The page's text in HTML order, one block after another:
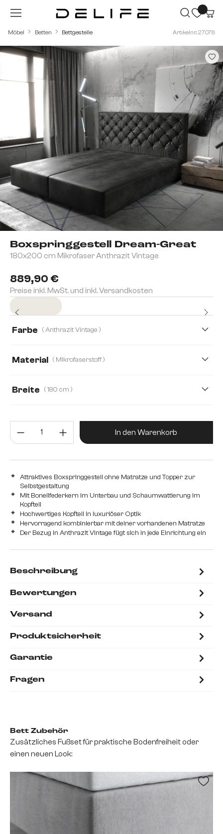
Zum Hauptinhalt springen
Möbel Betten Bettgestelle Artikelnr.: 27078
Boxspringgestell Dream-Great
180x200 cm Mikrofaser Anthrazit Vintage
889,90 €
Preise inkl. MwSt. und inkl. Versandkosten
Farbe ( Anthrazit Vintage )
Material ( Mikrofaserstoff )
Breite ( 180 cm )
200 cm Produkt Anzahl: Gib den
In den Warenkorb
Attraktives Boxspringgestell ohne Matratze und Topper zur
Selbstgestaltung
Mit Bonellfederkern im Unterbau und Schaumwattierung im
Kopfteil
Hochwertiges Kopfteil in luxuriöser Optik
Hervorragend kombinierbar mit deiner vorhandenen Matratze
Der Bezug in Anthrazit Vintage fügt sich in jede Einrichtung ein
Bildergalerie überspringen
Beschreibung
Bewertungen
Versand
Produktsicherheit
Garantie
Fragen
Bett Zubehör
Zusätzliches Fußset für praktische Bodenfreiheit oder
einen neuen Look: